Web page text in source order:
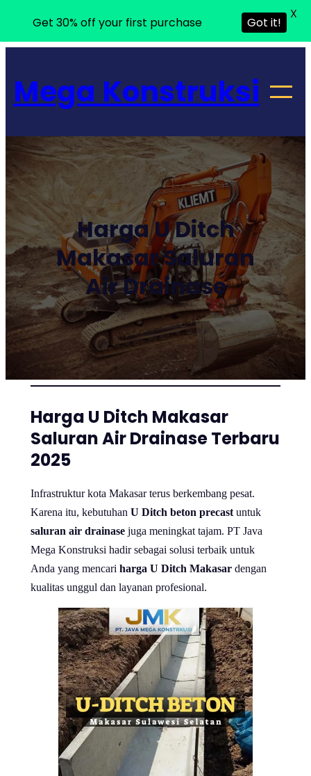
konten
Mega Konstruksi
Harga U Ditch
Makasar Saluran
Air Drainase
Harga U Ditch Makasar
Saluran Air Drainase Terbaru
2025
Infrastruktur kota Makasar terus berkembang pesat.
Karena itu, kebutuhan U Ditch beton precastuntuk
saluran air drainase juga meningkat tajam. PT Java
Mega Konstruksi hadir sebagai solusi terbaik untuk
Anda yang mencari harga U Ditch Makasar dengan
kualitas unggul dan layanan profesional.
Get 30% off your first purchase Got it!
X